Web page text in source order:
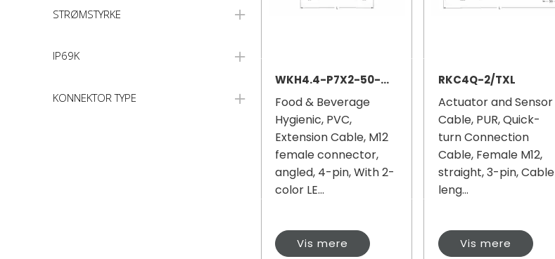
STRØMSTYRKE
IP69K
KONNEKTOR TYPE
WKH4.4-P7X2-50-WKH4.4-P7X2/TFE
Food & Beverage
Hygienic, PVC,
Extension Cable, M12
female connector,
angled, 4-pin, With 2-
color LE...
Vis mere
RKC4Q-2/TXL
Actuator and Sensor
Cable, PUR, Quick-
turn Connection
Cable, Female M12,
straight, 3-pin, Cable
leng...
Vis mere